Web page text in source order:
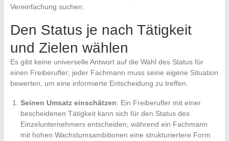
Vereinfachung suchen.
Den Status je nach Tätigkeit
und Zielen wählen
Es gibt keine universelle Antwort auf die Wahl des Status für
einen Freiberufler; jeder Fachmann muss seine eigene Situation
bewerten, um eine informierte Entscheidung zu treffen.
Seinen Umsatz einschätzen: Ein Freiberufler mit einer
bescheidenen Tätigkeit kann sich für den Status des
Einzelunternehmers entscheiden, während ein Fachmann
mit hohen Wachstumsambitionen eine strukturiertere Form